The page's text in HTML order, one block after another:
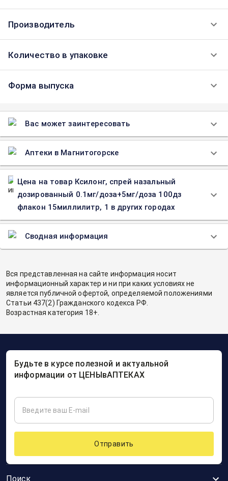
Производитель
Количество в упаковке
Форма выпуска
Вас может заинтересовать
Аптеки в Магнитогорске
Цена на товар Ксилонг, спрей назальный
дозированный 0.1мг/доза+5мг/доза 100дз
флакон 15миллилитр, 1 в других городах
Сводная информация
Вся представленная на сайте информация носит
информационный характер и ни при каких условиях не
является публичной офертой, определяемой положениями
Статьи 437(2) Гражданского кодекса РФ.
Возрастная категория 18+.
Поиск
Будьте в курсе полезной и актуальной
информации от ЦЕНЫвАПТЕКАХ
Отправить